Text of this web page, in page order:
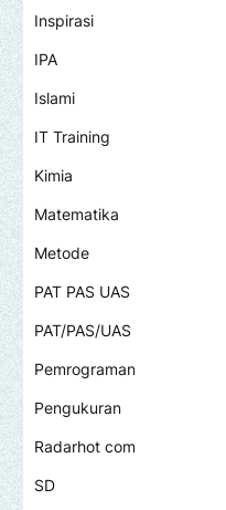
Inspirasi
IPA
Islami
IT Training
Kimia
Matematika
Metode
PAT PAS UAS
PAT/PAS/UAS
Pemrograman
Pengukuran
Radarhot com
SD